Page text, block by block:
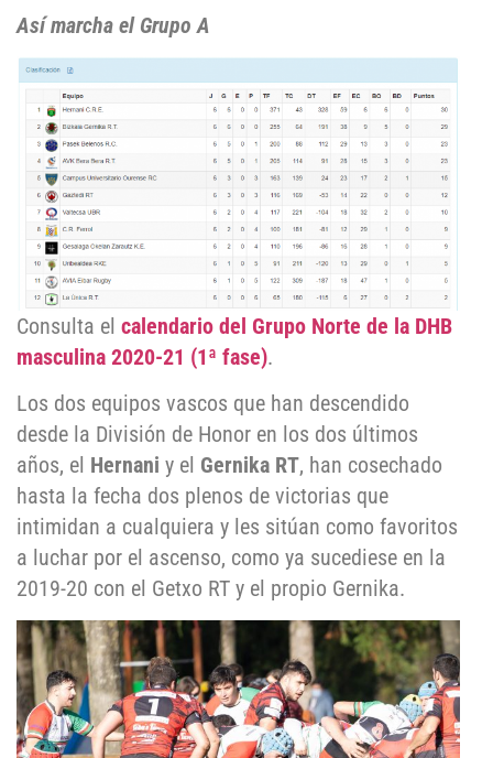
Así marcha el Grupo A
Consulta el calendario del Grupo Norte de la DHB
masculina 2020-21 (1ª fase).
Los dos equipos vascos que han descendido
desde la División de Honor en los dos últimos
años, el Hernani y el Gernika RT, han cosechado
hasta la fecha dos plenos de victorias que
intimidan a cualquiera y les sitúan como favoritos
a luchar por el ascenso, como ya sucediese en la
2019-20 con el Getxo RT y el propio Gernika.